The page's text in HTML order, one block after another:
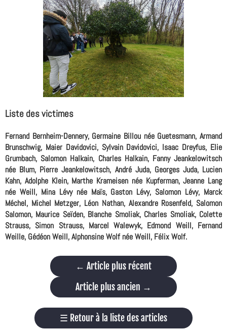
Liste des victimes
Fernand Bernheim-Dennery, Germaine Billou née Guetesmann, Armand
Brunschwig, Maier Davidovici, Sylvain Davidovici, Isaac Dreyfus, Elie
Grumbach, Salomon Halkain, Charles Halkain, Fanny Jeankelowitsch
née Blum, Pierre Jeankelowitsch, André Juda, Georges Juda, Lucien
Kahn, Adolphe Klein, Marthe Krameisen née Kupferman, Jeanne Lang
née Weill, Mina Lévy née Maïs, Gaston Lévy, Salomon Lévy, Marck
Méchel, Michel Metzger, Léon Nathan, Alexandre Rosenfeld, Salomon
Salomon, Maurice Seïden, Blanche Smoliak, Charles Smoliak, Colette
Strauss, Simon Strauss, Marcel Walewyk, Edmond Weill, Fernand
Weille, Gédéon Weill, Alphonsine Wolf née Weill, Félix Wolf.
← Article plus récent
Article plus ancien →
☰ Retour à la liste des articles